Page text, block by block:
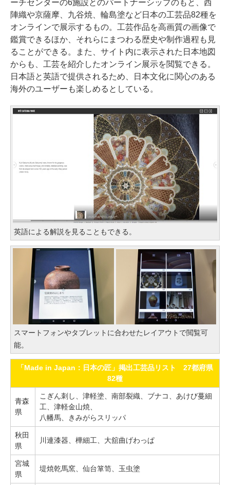
ーチセンターの6施設とのパートナーシップのもと、西
陣織や京薩摩、九谷焼、輪島塗など日本の工芸品82種を
オンラインで展示するもの。工芸作品を高画質の画像で
鑑賞できるほか、それらにまつわる歴史や制作過程も見
ることができる。また、サイト内に表示された日本地図
からも、工芸を紹介したオンライン展示を閲覧できる。
日本語と英語で提供されるため、日本文化に関心のある
海外のユーザーも楽しめるとしている。
英語による解説を見ることもできる。
スマートフォンやタブレットに合わせたレイアウトで閲覧可
能。
「Made in Japan：日本の匠」掲出工芸品リスト 27都府県
82種
青森
県
こぎん刺し、津軽塗、南部裂織、ブナコ、あけび蔓細
工、津軽金山焼、
八幡馬、きみがらスリッパ
秋田
県
川連漆器、樺細工、大舘曲げわっぱ
宮城
県
堤焼乾馬窯、仙台箪笥、玉虫塗